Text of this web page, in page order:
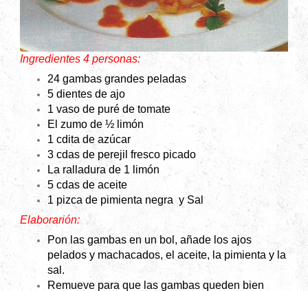
Ingredientes 4 personas:
24 gambas grandes peladas
5 dientes de ajo
1 vaso de puré de tomate
El zumo de ½ limón
1 cdita de azúcar
3 cdas de perejil fresco picado
La ralladura de 1 limón
5 cdas de aceite
1 pizca de pimienta negra y Sal
Elaborarión:
Pon las gambas en un bol, añade los ajos
pelados y machacados, el aceite, la pimienta y la
sal.
Remueve para que las gambas queden bien